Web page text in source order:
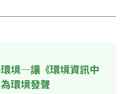
境—讓《環境資訊中
環境發聲